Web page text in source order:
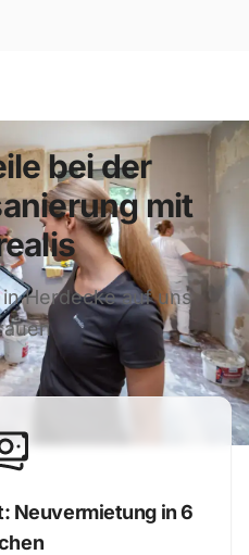
bei der
mit
Herdecke auf uns
Neuvermietung in 6